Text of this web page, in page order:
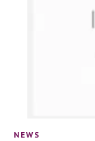
NEWS